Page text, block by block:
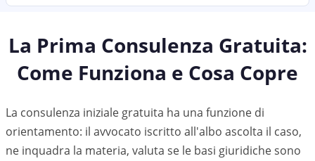
La Prima Consulenza Gratuita:
Come Funziona e Cosa Copre
La consulenza iniziale gratuita ha una funzione di
orientamento: il avvocato iscritto all'albo ascolta il caso,
ne inquadra la materia, valuta se le basi giuridiche sono